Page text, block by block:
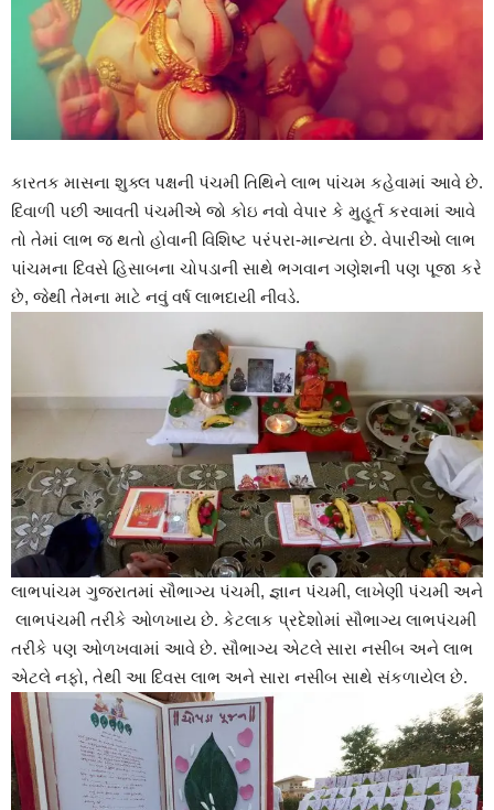
કારતક માસના શુક્લ પક્ષની પંચમી તિથિને લાભ પાંચમ કહેવામાં આવે છે.
દિવાળી પછી આવતી પંચમીએ જો કોઇ નવો વેપાર કે મુહૂર્ત કરવામાં આવે
તો તેમાં લાભ જ થતો હોવાની વિશિષ્ટ પરંપરા-માન્યતા છે. વેપારીઓ લાભ
પાંચમના દિવસે હિસાબના ચોપડાની સાથે ભગવાન ગણેશની પણ પૂજા કરે
છે, જેથી તેમના માટે નવું વર્ષ લાભદાયી નીવડે.
લાભપાંચમ ગુજરાતમાં સૌભાગ્ય પંચમી, જ્ઞાન પંચમી, લાખેણી પંચમી અને
લાભપંચમી તરીકે ઓળખાય છે. કેટલાક પ્રદેશોમાં સૌભાગ્ય લાભપંચમી
તરીકે પણ ઓળખવામાં આવે છે. સૌભાગ્ય એટલે સારા નસીબ અને લાભ
એટલે નફો, તેથી આ દિવસ લાભ અને સારા નસીબ સાથે સંકળાયેલ છે.